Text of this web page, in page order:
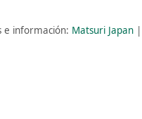
e información: Matsuri Japan